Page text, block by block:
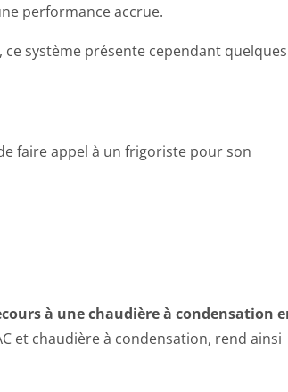
performance accrue.
système présente cependant quelques
faire appel à un frigoriste pour son
à une chaudière à condensation
et chaudière à condensation, rend ainsi